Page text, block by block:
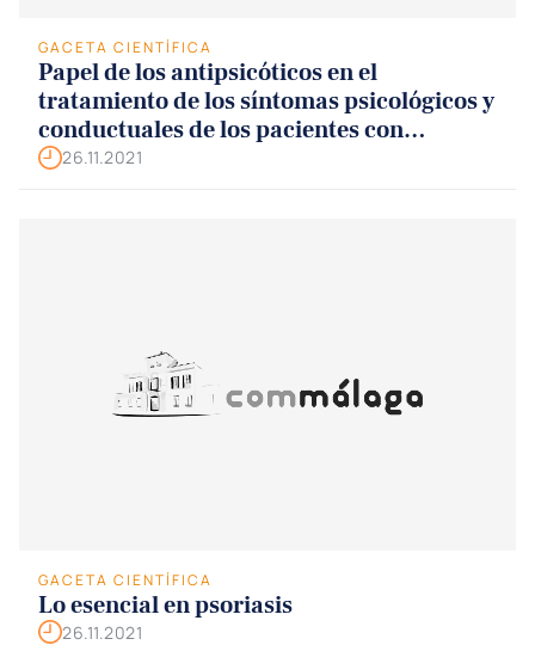
GACETA CIENTÍFICA
Papel de los antipsicóticos en el
tratamiento de los síntomas psicológicos y
conductuales de los pacientes con
demencia. Optimizando su prescripción
26.11.2021
GACETA CIENTÍFICA
Lo esencial en psoriasis
26.11.2021